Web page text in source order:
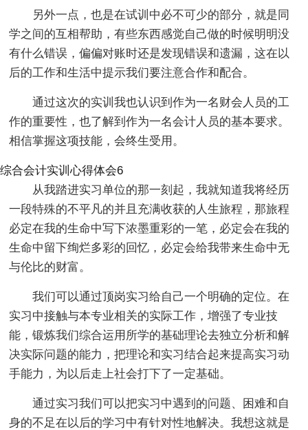
另外一点，也是在试训中必不可少的部分，就是同
学之间的互相帮助，有些东西感觉自己做的时候明明没
有什么错误，偏偏对账时还是发现错误和遗漏，这在以
后的工作和生活中提示我们要注意合作和配合。
通过这次的实训我也认识到作为一名财会人员的工
作的重要性，也了解到作为一名会计人员的基本要求。
相信掌握这项技能，会终生受用。
综合会计实训心得体会6
从我踏进实习单位的那一刻起，我就知道我将经历
一段特殊的不平凡的并且充满收获的人生旅程，那旅程
必定在我的生命中写下浓墨重彩的一笔，必定会在我的
生命中留下绚烂多彩的回忆，必定会给我带来生命中无
与伦比的财富。
我们可以通过顶岗实习给自己一个明确的定位。在
实习中接触与本专业相关的实际工作，增强了专业技
能，锻炼我们综合运用所学的基础理论去独立分析和解
决实际问题的能力，把理论和实习结合起来提高实习动
手能力，为以后走上社会打下了一定基础。
通过实习我们可以把实习中遇到的问题、困难和自
身的不足在以后的学习中有针对性地解决。我想这就是